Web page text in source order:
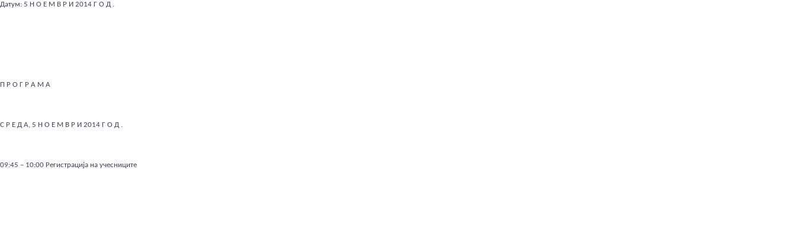
Датум: 5 Н О Е М В Р И 2014 Г О Д .
П Р О Г Р А М А
С Р Е Д А, 5 Н О Е М В Р И 2014 Г О Д .
09:45 – 10:00 Регистрација на учесниците